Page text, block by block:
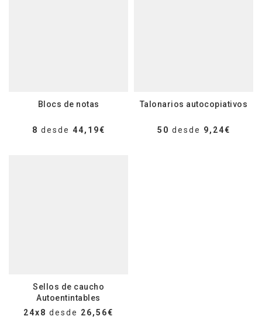
Blocs de notas
8 desde 44,19€
Talonarios autocopiativos
50 desde 9,24€
Sellos de caucho
Autoentintables
24x8 desde 26,56€